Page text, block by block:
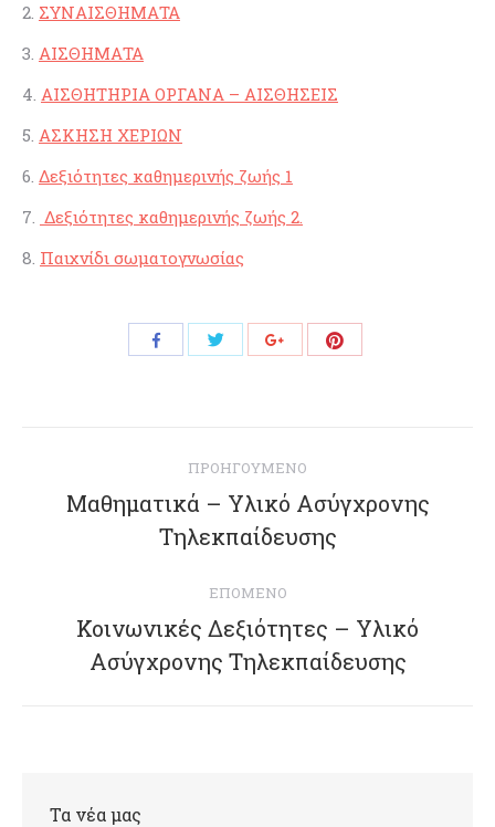
2. ΣΥΝΑΙΣΘΗΜΑΤΑ
3. ΑΙΣΘΗΜΑΤΑ
4. ΑΙΣΘΗΤΗΡΙΑ ΟΡΓΑΝΑ – ΑΙΣΘΗΣΕΙΣ
5. ΑΣΚΗΣΗ ΧΕΡΙΩΝ
6. Δεξιότητες καθημερινής ζωής 1
7. Δεξιότητες καθημερινής ζωής 2.
8. Παιχνίδι σωματογνωσίας
Share
Share
Share
navigation
ΠΡΟΗΓΟΎΜΕΝΟ
Previous
post:
Μαθηματικά – Υλικό Ασύγχρονης
Τηλεκπαίδευσης
ΕΠΌΜΕΝΟ
Next
post:
Κοινωνικές Δεξιότητες – Υλικό
Ασύγχρονης Τηλεκπαίδευσης
Τα νέα μας